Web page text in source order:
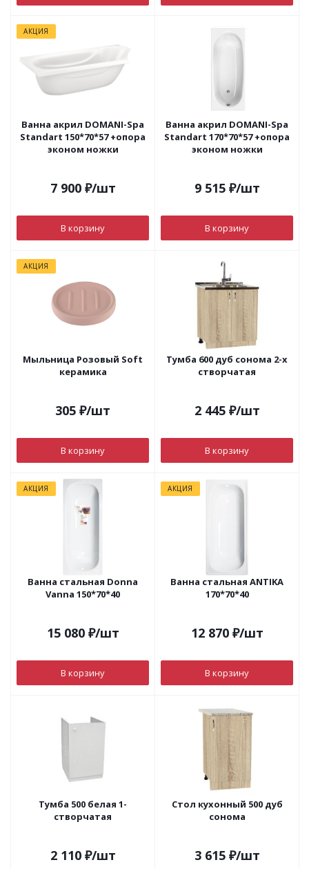
АКЦИЯ
Ванна акрил DOMANI-Spa
Standart 150*70*57 +опора
эконом ножки
7 900₽/шт
В корзину
Ванна акрил DOMANI-Spa
Standart 170*70*57 +опора
эконом ножки
9 515₽/шт
В корзину
АКЦИЯ
Мыльница Розовый Soft
керамика
305 ₽/шт
В корзину
Тумба 600 дуб сонома 2-х
створчатая
2 445₽/шт
В корзину
АКЦИЯ
Ванна стальная Donna
Vanna 150*70*40
15 080₽/шт
В корзину
АКЦИЯ
Ванна стальная ANTIKA
170*70*40
12 870₽/шт
В корзину
Тумба 500 белая 1-
створчатая
2 110₽/шт
Стол кухонный 500 дуб
сонома
3 615₽/шт